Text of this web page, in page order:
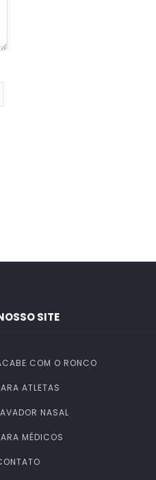
SITE
COM O RONCO
ATLETAS
NASAL
MÉDICOS